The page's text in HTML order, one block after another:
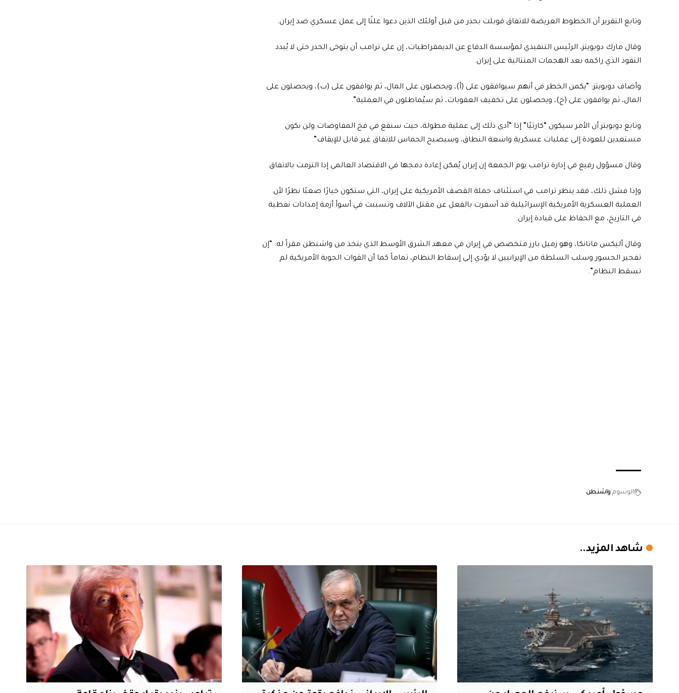
وتابع التقرير أن الخطوط العريضة للاتفاق قوبلت بحذر من قبل أولئك الذين دعوا علنًا إلى عمل عسكري ضد إيران.
وقال مارك دوبويتز، الرئيس التنفيذي لمؤسسة الدفاع عن الديمقراطيات، إن على ترامب أن يتوخى الحذر حتى لا يُبدد
النفوذ الذي راكمه بعد الهجمات المتتالية على إيران.
وأضاف دوبويتز: “يكمن الخطر في أنهم سيوافقون على (أ)، ويحصلون على المال، ثم يوافقون على (ب)، ويحصلون على
المال، ثم يوافقون على (ج)، ويحصلون على تخفيف العقوبات، ثم سيُماطلون في العملية”.
وتابع دوبويتز أن الأمر سيكون “كارثيًا” إذا “أدى ذلك إلى عملية مطولة، حيث سنقع في فخ المفاوضات ولن نكون
مستعدين للعودة إلى عمليات عسكرية واسعة النطاق، وسيصبح الحماس للاتفاق غير قابل للإيقاف”.
وقال مسؤول رفيع في إدارة ترامب يوم الجمعة إن إيران يُمكن إعادة دمجها في الاقتصاد العالمي إذا التزمت بالاتفاق.
وإذا فشل ذلك، فقد ينظر ترامب في استئناف حملة القصف الأمريكية على إيران، التي ستكون خيارًا صعبًا نظرًا لأن
العملية العسكرية الأمريكية الإسرائيلية قد أسفرت بالفعل عن مقتل الآلاف وتسببت في أسوأ أزمة إمدادات نفطية
في التاريخ، مع الحفاظ على قيادة إيران.
وقال أليكس فاتانكا، وهو زميل بارز متخصص في إيران في معهد الشرق الأوسط الذي يتخذ من واشنطن مقراً له: “إن
تفجير الجسور وسلب السلطة من الإيرانيين لا يؤدي إلى إسقاط النظام، تماماً كما أن القوات الجوية الأمريكية لم
تسقط النظام”.
الوسوم واشنطن
شاهد المزيد..